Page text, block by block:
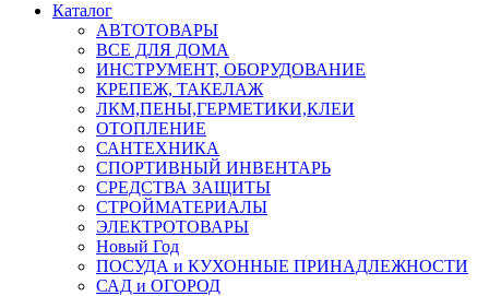
Каталог
АВТОТОВАРЫ
ВСЕ ДЛЯ ДОМА
ИНСТРУМЕНТ, ОБОРУДОВАНИЕ
КРЕПЕЖ, ТАКЕЛАЖ
ЛКМ,ПЕНЫ,ГЕРМЕТИКИ,КЛЕИ
ОТОПЛЕНИЕ
САНТЕХНИКА
СПОРТИВНЫЙ ИНВЕНТАРЬ
СРЕДСТВА ЗАЩИТЫ
СТРОЙМАТЕРИАЛЫ
ЭЛЕКТРОТОВАРЫ
Новый Год
ПОСУДА и КУХОННЫЕ ПРИНАДЛЕЖНОСТИ
САД и ОГОРОД